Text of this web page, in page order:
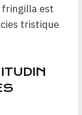
est
tristique